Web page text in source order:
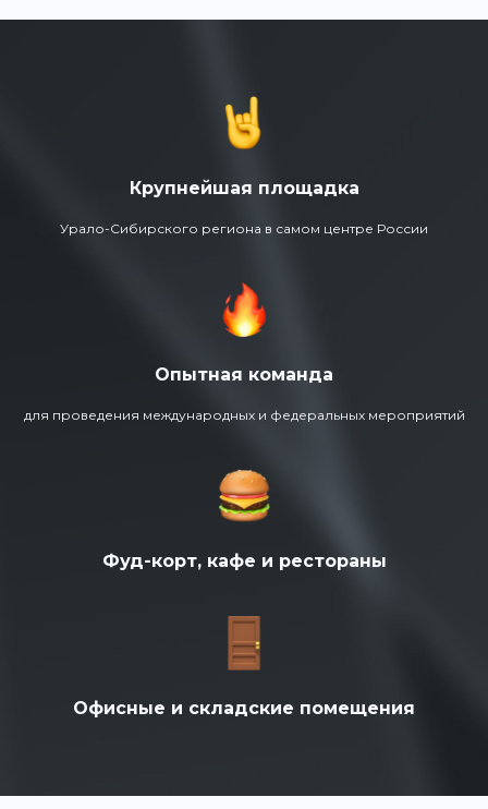
Крупнейшая площадка
Урало-Сибирского региона в самом центре России
Опытная команда
для проведения международных и федеральных мероприятий
Фуд-корт, кафе и рестораны
Офисные и складские помещения